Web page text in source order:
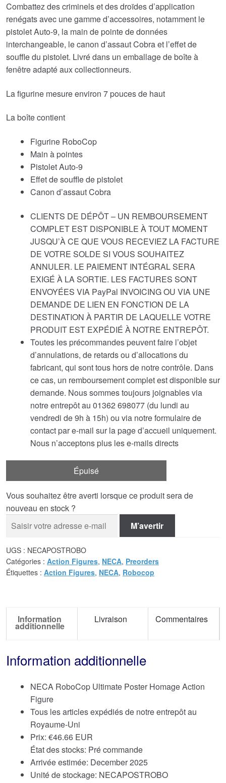
Combattez des criminels et des droïdes d’application
renégats avec une gamme d’accessoires, notamment le
pistolet Auto-9, la main de pointe de données
interchangeable, le canon d’assaut Cobra et l’effet de
souffle du pistolet. Livré dans un emballage de boîte à
fenêtre adapté aux collectionneurs.
La figurine mesure environ 7 pouces de haut
La boîte contient
Figurine RoboCop
Main à pointes
Pistolet Auto-9
Effet de souffle de pistolet
Canon d’assaut Cobra
CLIENTS DE DÉPÔT – UN REMBOURSEMENT
COMPLET EST DISPONIBLE À TOUT MOMENT
JUSQU’À CE QUE VOUS RECEVIEZ LA FACTURE
DE VOTRE SOLDE SI VOUS SOUHAITEZ
ANNULER. LE PAIEMENT INTÉGRAL SERA
EXIGÉ À LA SORTIE. LES FACTURES SONT
ENVOYÉES VIA PayPal INVOICING OU VIA UNE
DEMANDE DE LIEN EN FONCTION DE LA
DESTINATION À PARTIR DE LAQUELLE VOTRE
PRODUIT EST EXPÉDIÉ À NOTRE ENTREPÔT.
Toutes les précommandes peuvent faire l’objet
d’annulations, de retards ou d’allocations du
fabricant, qui sont tous hors de notre contrôle. Dans
ce cas, un remboursement complet est disponible sur
demande. Nous sommes toujours joignables via
notre entrepôt au 01362 698077 (du lundi au
vendredi de 9h à 15h) ou via notre formulaire de
contact par e-mail sur la page d’accueil uniquement.
Nous n’acceptons plus les e-mails directs
Épuisé
Vous souhaitez être averti lorsque ce produit sera de
nouveau en stock ?
M’avertir
UGS : NECAPOSTROBO
Catégories : Action Figures, NECA, Preorders
Étiquettes : Action Figures, NECA, Robocop
Information
additionnelle
Livraison Commentaires
Information additionnelle
NECA RoboCop Ultimate Poster Homage Action
Figure
Tous les articles expédiés de notre entrepôt au
Royaume-Uni
Prix: €46.66 EUR
État des stocks: Pré commande
Arrivée estimée: December 2025
Unité de stockage: NECAPOSTROBO